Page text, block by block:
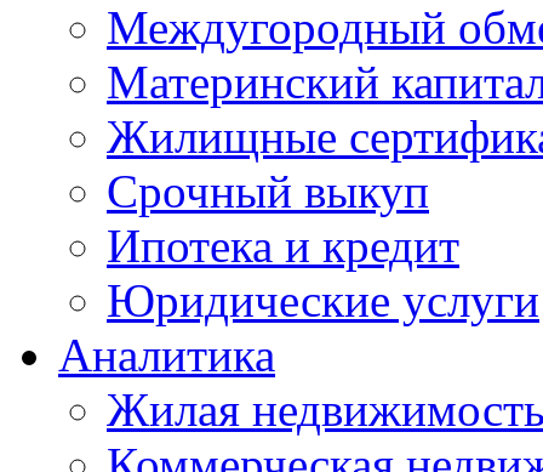
Междугородный
Материнский
Жилищные
Срочный выкуп
Ипотека и кредит
Юридические услуги
Аналитика
Жилая